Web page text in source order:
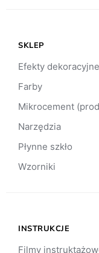
SKLEP
Efekty dekoracyjne
Farby
Mikrocement
Narzędzia
Płynne szkło
Wzorniki
INSTRUKCJE
Filmy